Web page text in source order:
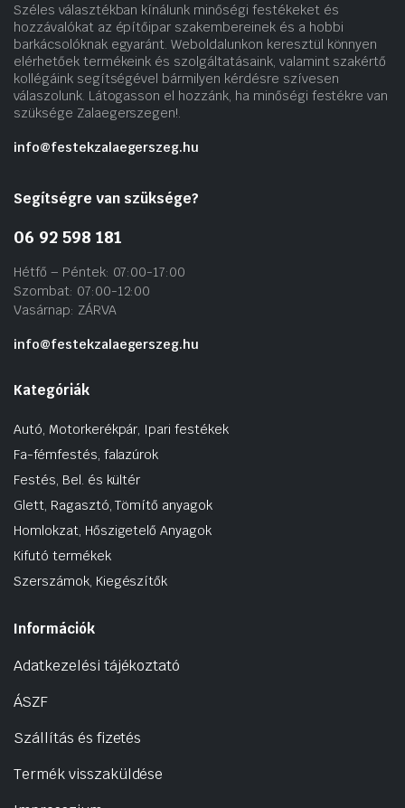
Széles választékban kínálunk minőségi festékeket és
hozzávalókat az építőipar szakembereinek és a hobbi
barkácsolóknak egyaránt. Weboldalunkon keresztül könnyen
elérhetőek termékeink és szolgáltatásaink, valamint szakértő
kollégáink segítségével bármilyen kérdésre szívesen
válaszolunk. Látogasson el hozzánk, ha minőségi festékre van
szüksége Zalaegerszegen!.
info@festekzalaegerszeg.hu
Segítségre van szüksége?
06 92 598 181
Hétfő – Péntek: 07:00-17:00
Szombat: 07:00-12:00
Vasárnap: ZÁRVA
info@festekzalaegerszeg.hu
Kategóriák
Autó, Motorkerékpár, Ipari festékek
Fa-fémfestés, falazúrok
Festés, Bel. és kültér
Glett, Ragasztó, Tömítő anyagok
Homlokzat, Hőszigetelő Anyagok
Kifutó termékek
Szerszámok, Kiegészítők
Információk
Adatkezelési tájékoztató
ÁSZF
Szállítás és fizetés
Termék visszaküldése